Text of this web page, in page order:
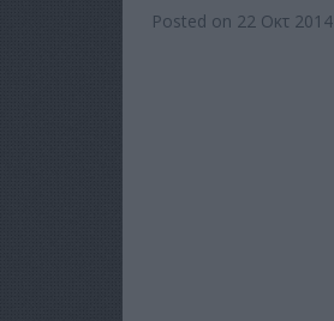
Posted on 22 Οκτ 2014